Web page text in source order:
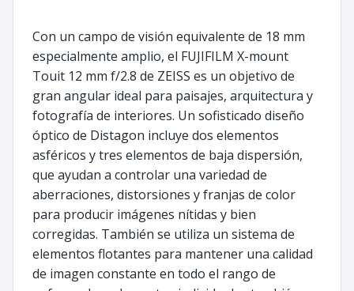
Con un campo de visión equivalente de 18 mm
especialmente amplio, el FUJIFILM X-mount
Touit 12 mm f/2.8 de ZEISS es un objetivo de
gran angular ideal para paisajes, arquitectura y
fotografía de interiores. Un sofisticado diseño
óptico de Distagon incluye dos elementos
asféricos y tres elementos de baja dispersión,
que ayudan a controlar una variedad de
aberraciones, distorsiones y franjas de color
para producir imágenes nítidas y bien
corregidas. También se utiliza un sistema de
elementos flotantes para mantener una calidad
de imagen constante en todo el rango de